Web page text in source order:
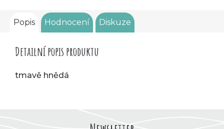
Popis Hodnocení Diskuze
Detailní popis produktu
tmavě hnědá